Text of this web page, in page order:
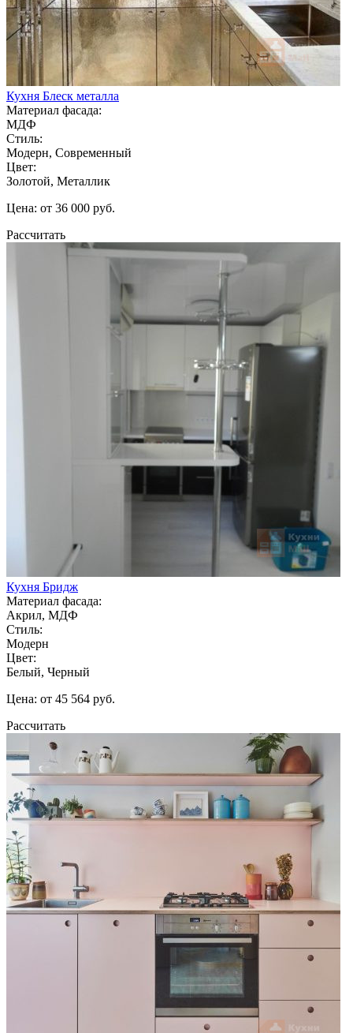
Кухня Блеск металла
Материал фасада:
МДФ
Стиль:
Модерн, Современный
Цвет:
Золотой, Металлик
Цена: от 36 000 руб.
Рассчитать
Кухня Бридж
Материал фасада:
Акрил, МДФ
Стиль:
Модерн
Цвет:
Белый, Черный
Цена: от 45 564 руб.
Рассчитать